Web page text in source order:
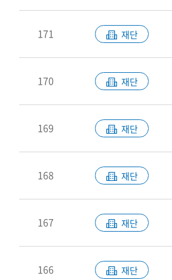
171 재단
170 재단
169 재단
168 재단
167 재단
166 재단